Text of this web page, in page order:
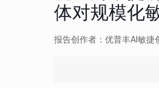
体对规模化
报告创作者：优普丰AI敏捷